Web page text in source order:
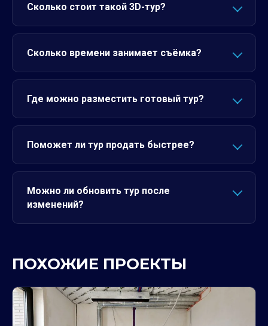
Сколько стоит такой 3D-тур?
Сколько времени занимает съёмка?
Где можно разместить готовый тур?
Поможет ли тур продать быстрее?
Можно ли обновить тур после
изменений?
ПОХОЖИЕ ПРОЕКТЫ